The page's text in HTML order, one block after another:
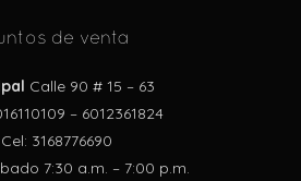
de venta
Calle 90 # 15 – 63
– 6012361824
Cel: 3168776690
7:30 a.m. – 7:00 p.m.